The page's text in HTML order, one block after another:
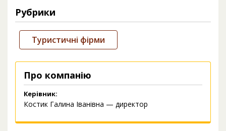
Рубрики
Туристичні фірми
Про компанію
Керівник:
Костик Галина Іванівна — директор